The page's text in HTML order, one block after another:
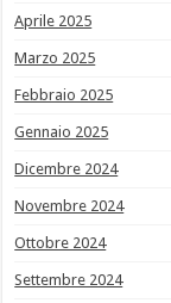
Aprile 2025
Marzo 2025
Febbraio 2025
Gennaio 2025
Dicembre 2024
Novembre 2024
Ottobre 2024
Settembre 2024